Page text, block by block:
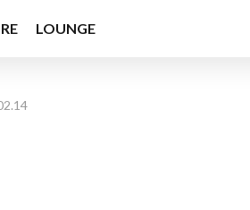
LOUNGE